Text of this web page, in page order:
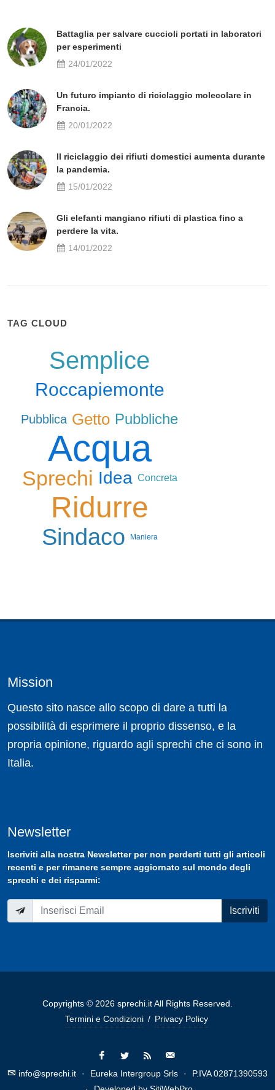
Battaglia per salvare cuccioli portati in laboratori
per esperimenti
24/01/2022
Un futuro impianto di riciclaggio molecolare in
Francia.
20/01/2022
Il riciclaggio dei rifiuti domestici aumenta durante
la pandemia.
15/01/2022
Gli elefanti mangiano rifiuti di plastica fino a
perdere la vita.
14/01/2022
TAG CLOUD
Semplice
Roccapiemonte
Pubblica Getto Pubbliche
Acqua
Sprechi Idea Concreta
Ridurre
Sindaco Maniera
Mission
Questo sito nasce allo scopo di dare a tutti la
possibilità di esprimere il proprio dissenso, e la
propria opinione, riguardo agli sprechi che ci sono in
Italia.
Newsletter
Iscriviti alla nostra Newsletterper non perderti tutti gli articoli
recenti e per rimanere sempre aggiornato sul mondo degli
sprechi e dei risparmi:
Iscriviti
Copyrights © 2026 sprechi.it All Rights Reserved.
Termini e Condizioni / Privacy Policy
info@sprechi.it · Eureka Intergroup Srls ·
P.IVA 02871390593